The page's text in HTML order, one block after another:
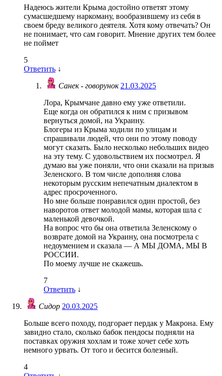
Надеюсь жители Крыма достойно ответят этому
сумасшедшему наркоману, вообразившему из себя в
своем бреду великого деятеля. Хотя кому отвечать? Он
не понимает, что сам говорит. Мнение других тем более
не поймет
5
Ответить ↓
Санек - говорунок21.03.2025
Лора, Крымчане давно ему уже ответили.
Еще когда он обратился к ним с призывом
вернуться домой, на Украину.
Блогеры из Крыма ходили по улицам и
спрашивали людей, что они по этому поводу
могут сказать. Было несколько небольших видео
на эту тему. С удовольствием их посмотрел. Я
думаю вы уже поняли, что они сказали на призыв
Зеленского. В том числе дополняя слова
некоторым русским непечатным диалектом в
адрес просроченного.
Но мне больше понравился один простой, без
наворотов ответ молодой мамы, которая шла с
маленькой девочкой.
На вопрос что бы она ответила Зеленскому о
возврате домой на Украину, она посмотрела с
недоумением и сказала — А МЫ ДОМА, МЫ В
РОССИИ.
По моему лучше не скажешь.
7
Ответить ↓
Сидор 20.03.2025
Больше всего походу, подгорает пердак у Макрона. Ему
завидно стало, сколько бабок пендосы подняли на
поставках оружия хохлам и тоже хочет себе хоть
немного урвать. От того и бесится болезный.
4